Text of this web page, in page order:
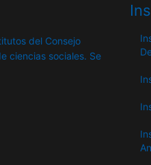
del Consejo
ciencias sociales. Se